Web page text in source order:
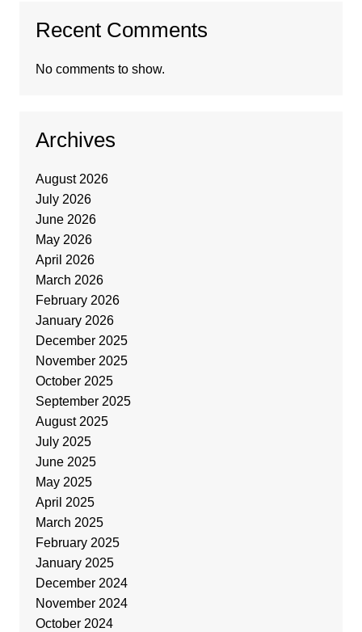
Recent Comments
No comments to show.
Archives
August 2026
July 2026
June 2026
May 2026
April 2026
March 2026
February 2026
January 2026
December 2025
November 2025
October 2025
September 2025
August 2025
July 2025
June 2025
May 2025
April 2025
March 2025
February 2025
January 2025
December 2024
November 2024
October 2024